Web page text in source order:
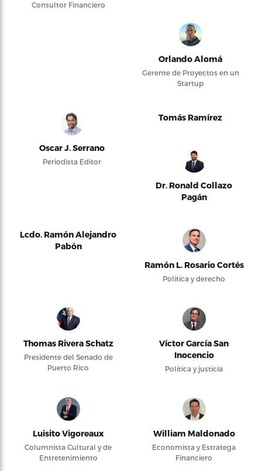
Consultor Financiero
Orlando Alomá
Gerente de Proyectos en un
Startup
Oscar J. Serrano
Periodista Editor
Tomás Ramírez
Dr. Ronald Collazo
Pagán
Lcdo. Ramón Alejandro
Pabón
Ramón L. Rosario Cortés
Política y derecho
Thomas Rivera Schatz
Presidente del Senado de
Puerto Rico
Víctor García San
Inocencio
Política y justicia
Luisito Vigoreaux
Columnista Cultural y de
Entretenimiento
William Maldonado
Economista y Estratega
Financiero